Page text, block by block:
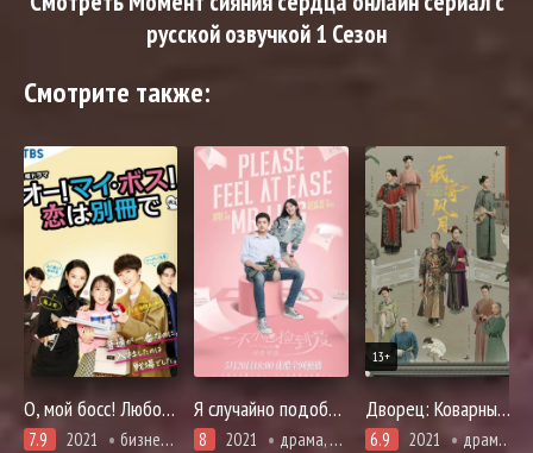
русской озвучкой 1 Сезон
Смотрите также:
О, мой босс! Любовь - это бонусная книга
7.9 2021 бизнес, комедия, мелодрама, повседневность, романтика
Я случайно подобрала любовь
8 2021 драма, первая любовь, комедия, мелодрама, романтика
13+
Дворец: Коварные женщины
6.9 2021 драма, история, комедия, романтика, фэнтези